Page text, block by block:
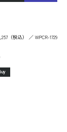
（税込） ／ WPCR-1729